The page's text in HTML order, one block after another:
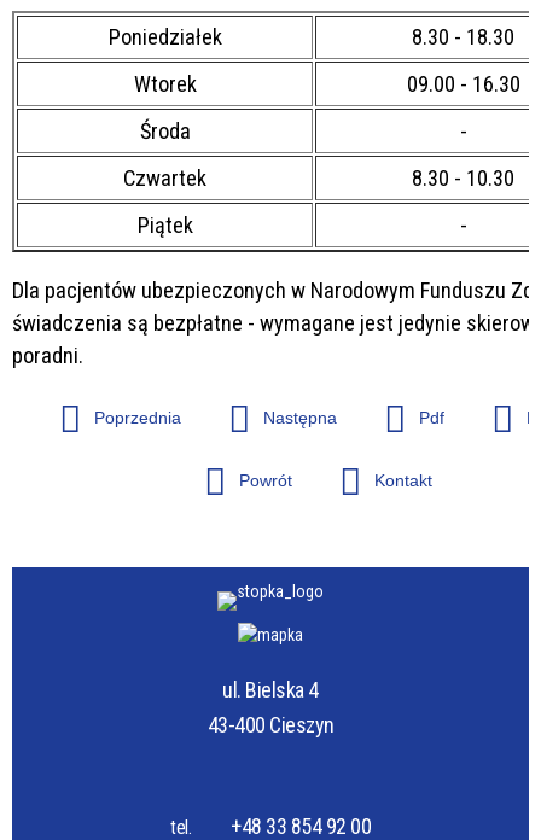
Poniedziałek
8.30 - 18.30
Wtorek
09.00 - 16.30
Środa
-
Czwartek
8.30 - 10.30
Piątek
-
Dla pacjentów ubezpieczonych w Narodowym Funduszu
świadczenia są bezpłatne - wymagane jest jedynie
poradni.
Poprzednia Następna Pdf
Powrót Kontakt
ul. Bielska 4
43-400 Cieszyn
tel. +48 33 854 92 00